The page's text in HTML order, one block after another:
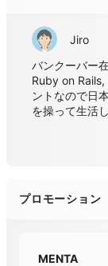
Jiro
バンクーバー
Ruby on
ントなので日
を操って生活
プロモーション
MENTA